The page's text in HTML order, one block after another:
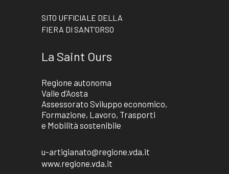
SITO UFFICIALE DELLA
FIERA DI SANT’ORSO
La Saint Ours
Regione autonoma
Valle d’Aosta
Assessorato Sviluppo economico,
Formazione, Lavoro, Trasporti
e Mobilità sostenibile
u-artigianato@regione.vda.it
www.regione.vda.it